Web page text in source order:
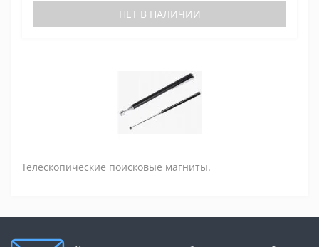
НЕТ В НАЛИЧИИ
Телескопические поисковые магниты.